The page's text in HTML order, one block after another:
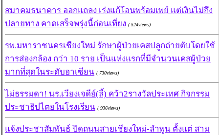
สมาคมธนาคาร ออกแถลง เร่งแก้โอนพร้อมเพย์ แต่เงินไม่ถึง
ปลายทาง คาดเสร็จพรุ่งนี้ก่อนเที่ยง ( 524views)
รพ.มหาราชนครเชียงใหม่ รักษาผู้ป่วยเคสปลูกถ่ายตับโดยใช้
การส่องกล้อง กว่า 10 ราย เป็นแห่งแรกที่มีจำนวนเคสผู้ป่วย
มากที่สุดในระดับอาเซียน ( 730views)
ไม่ธรรมดา! นร.เวียงเจดีย์(ลี้) คว้า2รางวัลประเทศ กิจกรรม
ประชาธิปไตยในโรงเรียน ( 936views)
แจ้งประชาสัมพันธ์ ปิดถนนสายเชียงใหม่-ลำพูน ตั้งแต่ สาม